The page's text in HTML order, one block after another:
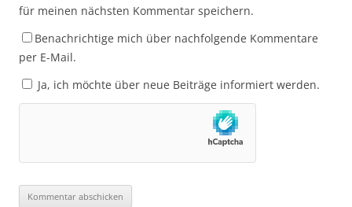
für meinen nächsten Kommentar speichern.
Benachrichtige mich über nachfolgende Kommentare
per E-Mail.
Ja, ich möchte über neue Beiträge informiert werden.